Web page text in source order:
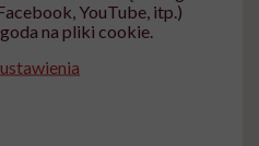
YouTube, itp.)
na pliki cookie.